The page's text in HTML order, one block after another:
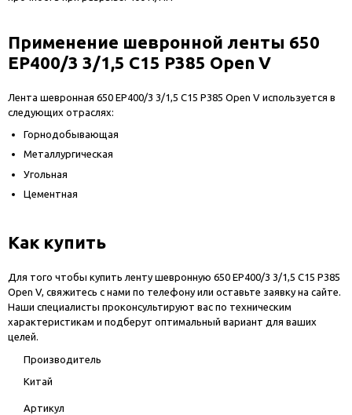
Применение шевронной ленты 650
EP400/3 3/1,5 C15 P385 Open V
Лента шевронная 650 EP400/3 3/1,5 C15 P385 Open V используется в
следующих отраслях:
Горнодобывающая
Металлургическая
Угольная
Цементная
Как купить
Для того чтобы купить ленту шевронную 650 EP400/3 3/1,5 C15 P385
Open V, свяжитесь с нами по телефону или оставьте заявку на сайте.
Наши специалисты проконсультируют вас по техническим
характеристикам и подберут оптимальный вариант для ваших
целей.
Производитель
Китай
Артикул